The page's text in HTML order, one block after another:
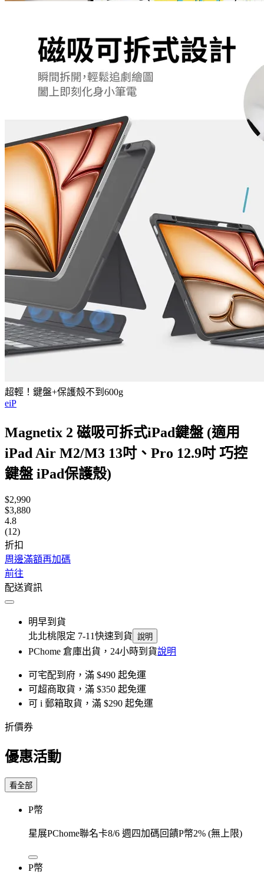
超輕！鍵盤+保護殼不到600g
eiP
Magnetix 2 磁吸可拆式iPad鍵盤 (適用
iPad Air M2/M3 13吋、Pro 12.9吋 巧控
鍵盤 iPad保護殼)
$2,990
$3,880
4.8
(12)
折扣
周邊滿額再加碼
前往
配送資訊
明早到貨
北北桃限定 7-11快速到貨 說明
PChome 倉庫出貨，24小時到貨說明
可宅配到府，滿 $490 起免運
可超商取貨，滿 $350 起免運
可 i 郵箱取貨，滿 $290 起免運
折價券
優惠活動
看全部
P幣
星展PChome聯名卡8/6 週四加碼回饋P幣2% (無上限)
P幣